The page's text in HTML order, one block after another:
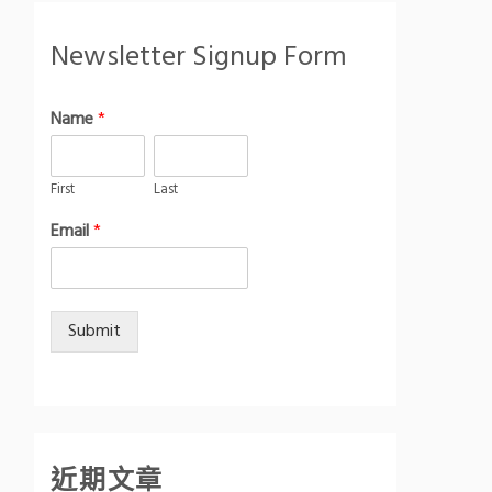
Newsletter Signup Form
Name*
First Last
Email*
Submit
近期文章